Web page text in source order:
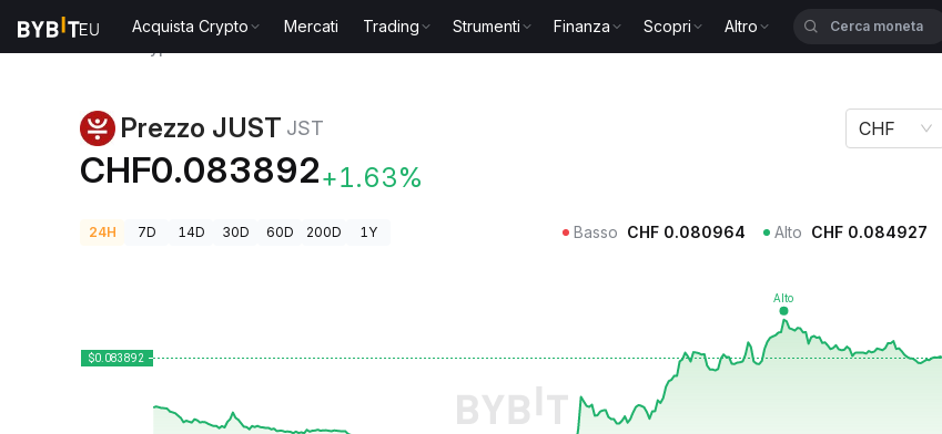
Acquista Crypto Mercati Trading Strumenti Finanza Scopri Altro
Prezzo JUST JST
CHF0.083892+1.63%
CHF
24H 7D 14D 30D 60D 200D 1Y Basso CHF 0.080964 Alto CHF 0.084927